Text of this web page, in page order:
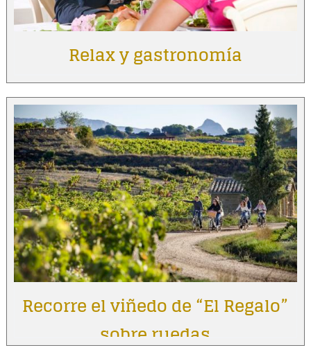
Relax y gastronomía
Recorre el viñedo de “El Regalo”
sobre ruedas